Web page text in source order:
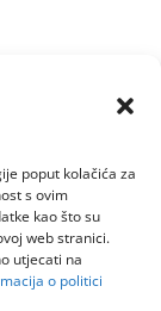
poput kolačića za
s ovim
kao što su
web stranici.
utjecati na
o politici